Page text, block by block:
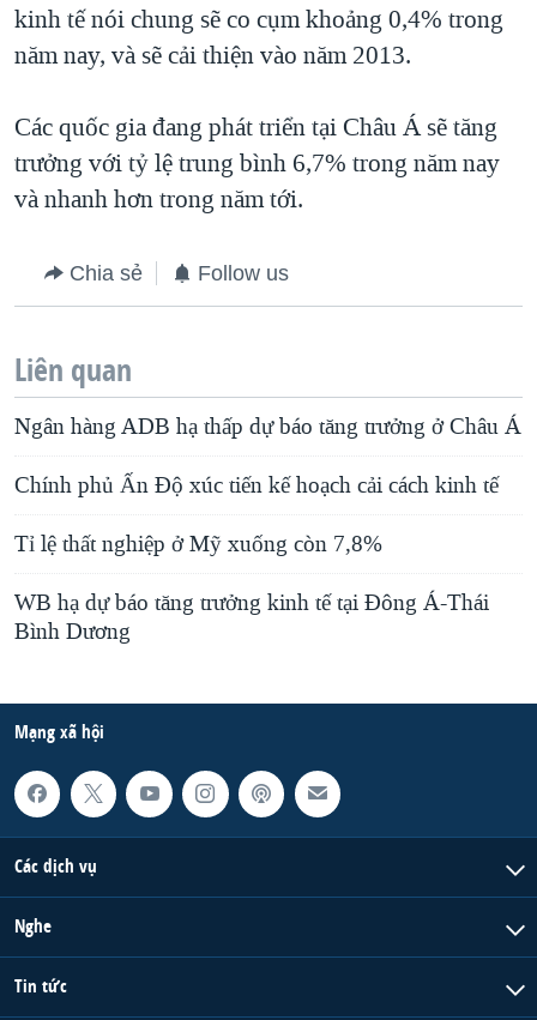
kinh tế nói chung sẽ co cụm khoảng 0,4% trong
năm nay, và sẽ cải thiện vào năm 2013.
Các quốc gia đang phát triển tại Châu Á sẽ tăng
trưởng với tỷ lệ trung bình 6,7% trong năm nay
và nhanh hơn trong năm tới.
Chia sẻ Follow us
Liên quan
Ngân hàng ADB hạ thấp dự báo tăng trưởng ở Châu Á
Chính phủ Ấn Độ xúc tiến kế hoạch cải cách kinh tế
Tỉ lệ thất nghiệp ở Mỹ xuống còn 7,8%
WB hạ dự báo tăng trưởng kinh tế tại Đông Á-Thái
Bình Dương
Mạng xã hội
Các dịch vụ
Nghe
Tin tức